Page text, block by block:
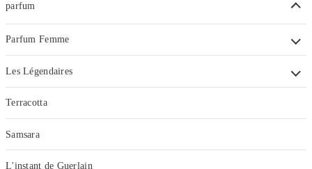
parfum
Parfum Femme
Les Légendaires
Terracotta
Samsara
L'instant de Guerlain